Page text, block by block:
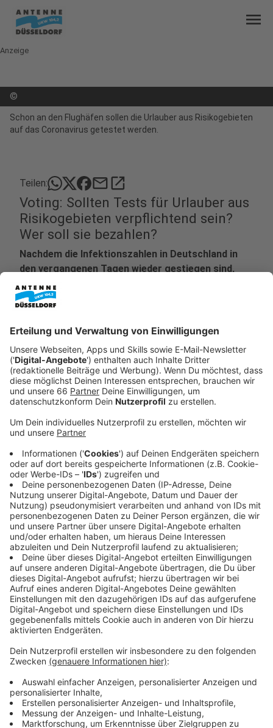
menu
Anzeige
©
Schon an den Flughäfen sollen die Urlauber aus Risikogebieten
auf das Coronavirus getestet werden.
Teilen: mailopen_in_new
Voting: Sollten Tests für Urlauber aus
Risikogebieten verpflichtend sein?
Wer soll sie bezahlen?
Nachdem die Infektionszahlen in Deutschland in
den vergangenen Tagen wieder gestiegen sind,
reagiert die Bundesregierung. Tests für Urlauber
aus Risikogebieten werden wohl verpflichtend.
soll.
Veröffentlicht:Dienstag, 28.07.2020 08:36
Anzeige
Die Infektionszahlen steigen ausgerechnet in der
mit aus dem Urlaub nach Deutschland. Noch sind es
viele kleine Infektionsherde, die kontrollierbar seien.
Einen erneuten Ausbruch will die Bundesregierung
unbedingt verhindern. Deshalb hat
Bundesgesundheitsminister Jens Spahn (CDU) nun
angekündigt, dass es verpflichtende Tests für
Urlauber aus Risikogebieten geben wird. Doch wer die
bezahlen soll, ist noch unklar.
Anzeige
In unserem Voting könnt ihr abstimmen, für welche
aufkommen, sollten sie doch lieber kostenlos sein?
verpflichtend sein? Stimmt jetzt ab.
Anzeige